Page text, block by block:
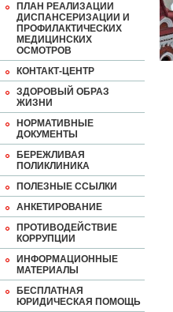
ПЛАН РЕАЛИЗАЦИИ
ДИСПАНСЕРИЗАЦИИ И
ПРОФИЛАКТИЧЕСКИХ
МЕДИЦИНСКИХ
ОСМОТРОВ
КОНТАКТ-ЦЕНТР
ЗДОРОВЫЙ ОБРАЗ
ЖИЗНИ
НОРМАТИВНЫЕ
ДОКУМЕНТЫ
БЕРЕЖЛИВАЯ
ПОЛИКЛИНИКА
ПОЛЕЗНЫЕ ССЫЛКИ
АНКЕТИРОВАНИЕ
ПРОТИВОДЕЙСТВИЕ
КОРРУПЦИИ
ИНФОРМАЦИОННЫЕ
МАТЕРИАЛЫ
БЕСПЛАТНАЯ
ЮРИДИЧЕСКАЯ ПОМОЩЬ